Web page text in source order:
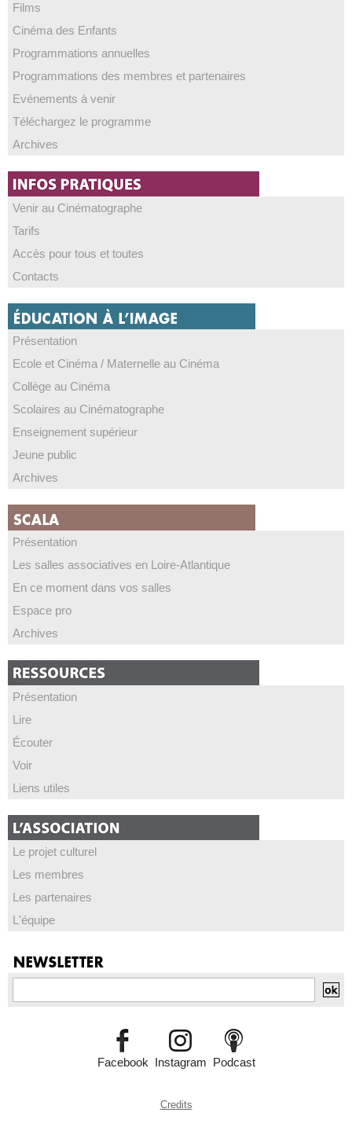
Films
Cinéma des Enfants
Programmations annuelles
Programmations des membres et partenaires
Evénements à venir
Téléchargez le programme
Archives
Venir au Cinématographe
Tarifs
Accès pour tous et toutes
Contacts
Présentation
Ecole et Cinéma / Maternelle au Cinéma
Collège au Cinéma
Scolaires au Cinématographe
Enseignement supérieur
Jeune public
Archives
Présentation
Les salles associatives en Loire-Atlantique
En ce moment dans vos salles
Espace pro
Archives
Présentation
Lire
Écouter
Voir
Liens utiles
Le projet culturel
Les membres
Les partenaires
L'équipe
Facebook Instagram Podcast
Credits